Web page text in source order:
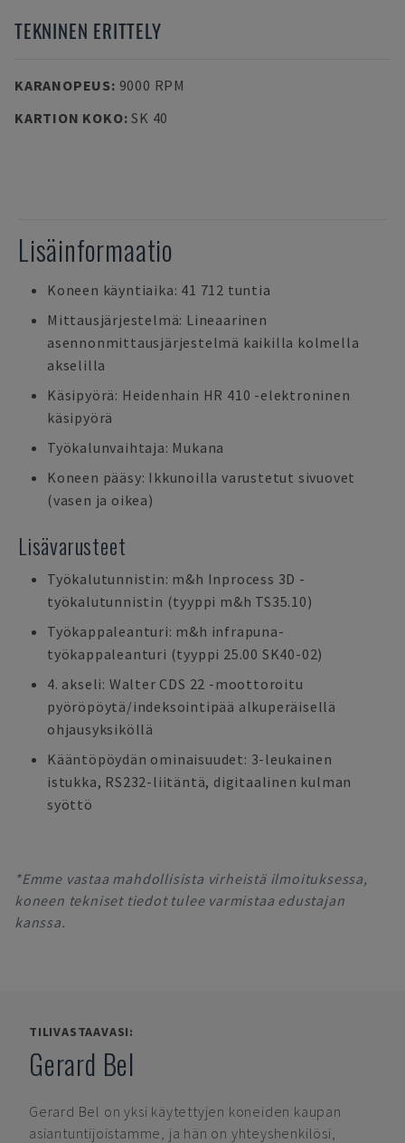
TEKNINEN ERITTELY
KARANOPEUS: 9000 RPM
KARTION KOKO:SK 40
Lisäinformaatio
Koneen käyntiaika: 41 712 tuntia
Mittausjärjestelmä: Lineaarinen
asennonmittausjärjestelmä kaikilla kolmella
akselilla
Käsipyörä: Heidenhain HR 410 -elektroninen
käsipyörä
Työkalunvaihtaja: Mukana
Koneen pääsy: Ikkunoilla varustetut sivuovet
(vasen ja oikea)
Lisävarusteet
Työkalutunnistin: m&h Inprocess 3D -
työkalutunnistin (tyyppi m&h TS35.10)
Työkappaleanturi: m&h infrapuna-
työkappaleanturi (tyyppi 25.00 SK40-02)
4. akseli: Walter CDS 22 -moottoroitu
pyöröpöytä/indeksointipää alkuperäisellä
ohjausyksiköllä
Kääntöpöydän ominaisuudet: 3-leukainen
istukka, RS232-liitäntä, digitaalinen kulman
syöttö
*Emme vastaa mahdollisista virheistä ilmoituksessa,
koneen tekniset tiedot tulee varmistaa edustajan
kanssa.
TILIVASTAAVASI:
Gerard Bel
Gerard Bel on yksi käytettyjen koneiden kaupan
asiantuntijoistamme, ja hän on yhteyshenkilösi,